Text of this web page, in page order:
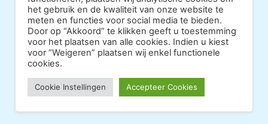
Vormgeving Hoenenenvandooren
· ·
het gebruik en de kwaliteit van onze website te
meten en functies voor social media te bieden.
Door op “Akkoord” te klikken geeft u toestemming
voor het plaatsen van alle cookies. Indien u kiest
voor “Weigeren” plaatsen wij enkel functionele
cookies.
Cookie Instellingen Accepteer Cookies